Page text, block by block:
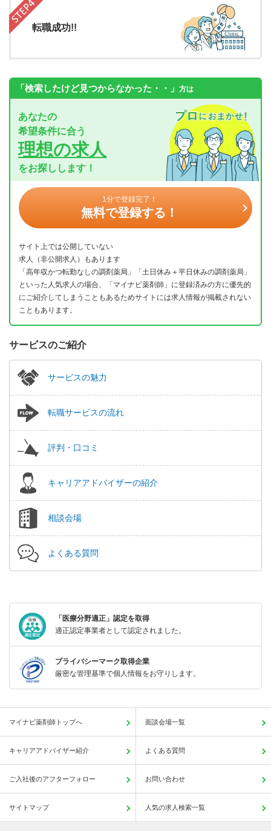
転職成功!!
「検索したけど見つからなかった・・」 方は
あなたの
希望条件に合う
理想の求人
をお探しします！
1分で登録完了！
無料で登録する！
サイト上では公開していない
求人（非公開求人）もあります
「高年収かつ転勤なしの調剤薬局」「土日休み＋平日休みの調剤薬局」
といった人気求人の場合、「マイナビ薬剤師」に登録済みの方に優先的
にご紹介してしまうこともあるためサイトには求人情報が掲載されない
こともあります。
サービスのご紹介
サービスの魅力
転職サービスの流れ
評判・口コミ
キャリアアドバイザーの紹介
相談会場
よくある質問
「医療分野適正」認定を取得
適正認定事業者として認定されました。
プライバシーマーク取得企業
厳密な管理基準で個人情報をお守りします。
マイナビ薬剤師トップへ 面談会場一覧
キャリアアドバイザー紹介 よくある質問
ご入社後のアフターフォロー お問い合わせ
サイトマップ 人気の求人検索一覧